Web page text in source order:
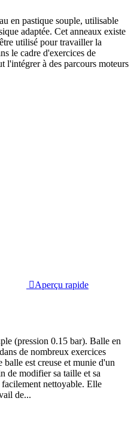
en pastique souple, utilisable
adaptée. Cet anneaux existe
utilisé pour travailler la
le cadre d'exercices de
l'intégrer à des parcours moteurs
Aperçu rapide
(pression 0.15 bar). Balle en
de nombreux exercices
est creuse et munie d'un
de modifier sa taille et sa
facilement nettoyable. Elle
de...